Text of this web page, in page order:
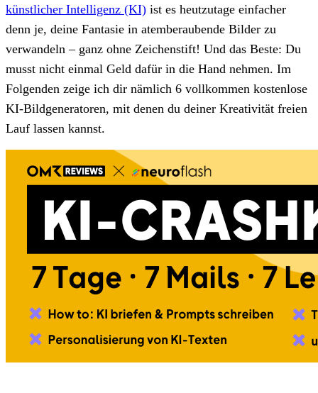
künstlicher Intelligenz (KI) ist es heutzutage einfacher
denn je, deine Fantasie in atemberaubende Bilder zu
verwandeln – ganz ohne Zeichenstift! Und das Beste: Du
musst nicht einmal Geld dafür in die Hand nehmen. Im
Folgenden zeige ich dir nämlich 6 vollkommen kostenlose
KI-Bildgeneratoren, mit denen du deiner Kreativität freien
Lauf lassen kannst.